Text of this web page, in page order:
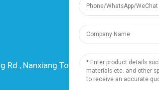
-網站地圖-
Rd., Nanxiang Town, 201802, Shanghai,
電話：+86